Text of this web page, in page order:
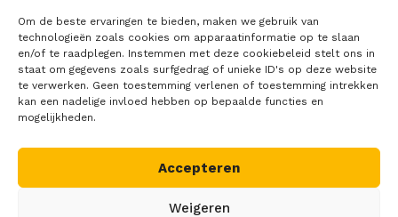
Om de beste ervaringen te bieden, maken we gebruik van
technologieën zoals cookies om apparaatinformatie op te slaan
en/of te raadplegen. Instemmen met deze cookiebeleid stelt ons in
staat om gegevens zoals surfgedrag of unieke ID's op deze website
te verwerken. Geen toestemming verlenen of toestemming intrekken
kan een nadelige invloed hebben op bepaalde functies en
mogelijkheden.
Accepteren
Weigeren